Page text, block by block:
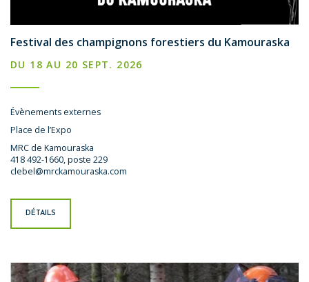
Festival des champignons forestiers du Kamouraska
DU 18 AU 20 SEPT. 2026
Évènements externes
Place de l’Expo
MRC de Kamouraska
418 492-1660, poste 229
clebel@mrckamouraska.com
DÉTAILS